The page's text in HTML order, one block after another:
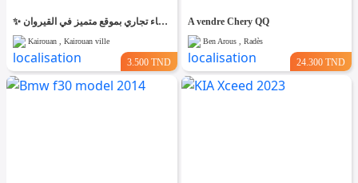
✨ للّكراء فضاء تجاري بموقع متميز في القيروان ✨
Kairouan , Kairouan ville
3.500 TND
A vendre Chery QQ
Ben Arous , Radès
24.300 TND